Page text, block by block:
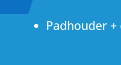
Padhouder